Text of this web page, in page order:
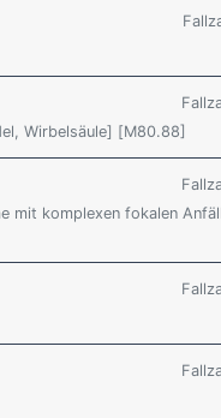
Wirbelsäule] [M80.88]
mit komplexen fokalen